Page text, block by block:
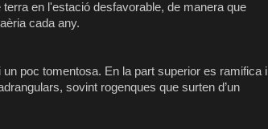
en l'estació desfavorable, de manera que
cada any.
un poc tomentosa. En la part superior es ramifica i
sovint rogenques que surten d’un